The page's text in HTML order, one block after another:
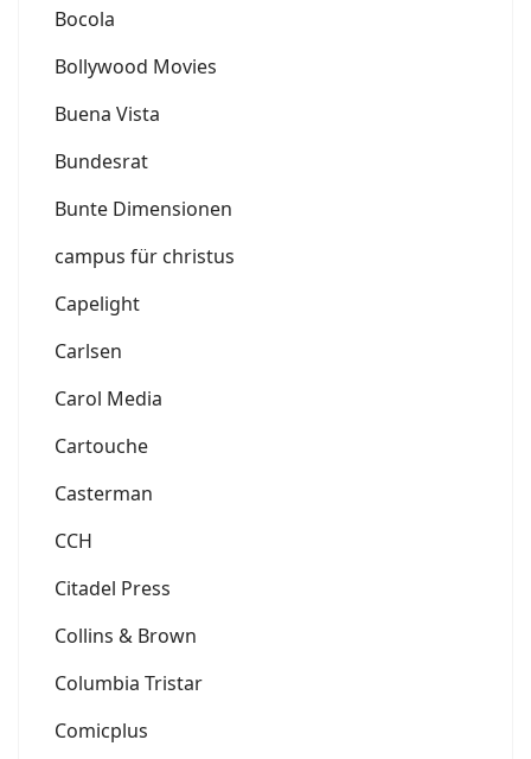
Bocola
Bollywood Movies
Buena Vista
Bundesrat
Bunte Dimensionen
campus für christus
Capelight
Carlsen
Carol Media
Cartouche
Casterman
CCH
Citadel Press
Collins & Brown
Columbia Tristar
Comicplus